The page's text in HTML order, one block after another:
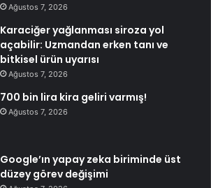
Ağustos 7, 2026
Karaciğer yağlanması siroza yol
açabilir: Uzmandan erken tanı ve
bitkisel ürün uyarısı
Ağustos 7, 2026
700 bin lira kira geliri varmış!
Ağustos 7, 2026
Google’ın yapay zeka biriminde üst
düzey görev değişimi